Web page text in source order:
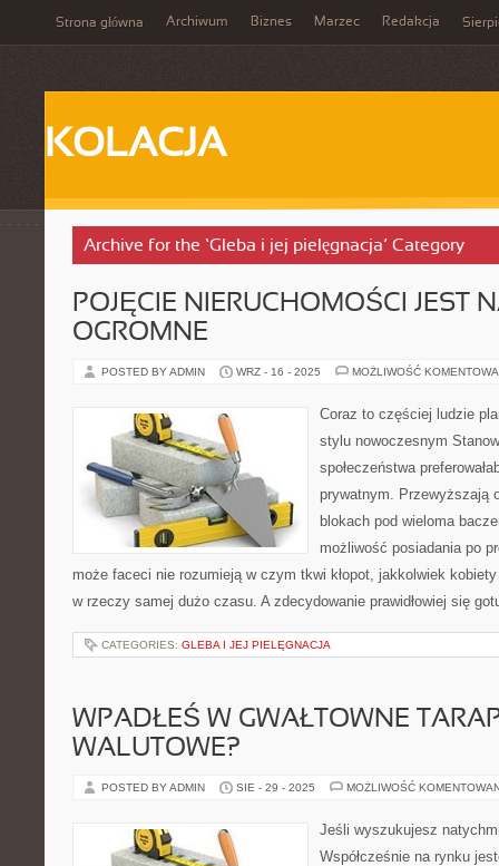
Strona główna Archiwum Biznes Marzec Redakcja
KOLACJA
Archive for the ‘Gleba i jej pielęgnacja’ Category
POJĘCIE NIERUCHOMOŚCI JEST
OGROMNE
POSTED BY ADMIN WRZ - 16 - 2025 MOŻLIWOŚĆ
Coraz to częściej ludzie
stylu nowoczesnym
społeczeństwa
prywatnym. Przewyższają
blokach pod wieloma
możliwość posiadania po
może faceci nie rozumieją w czym tkwi kłopot, jakkolwiek
w rzeczy samej dużo czasu. A zdecydowanie prawidłowiej się
CATEGORIES: GLEBA I JEJ PIELĘGNACJA
WPADŁEŚ W GWAŁTOWNE
WALUTOWE?
POSTED BY ADMIN SIE - 29 - 2025 MOŻLIWOŚĆ
Jeśli wyszukujesz
Współcześnie na rynku